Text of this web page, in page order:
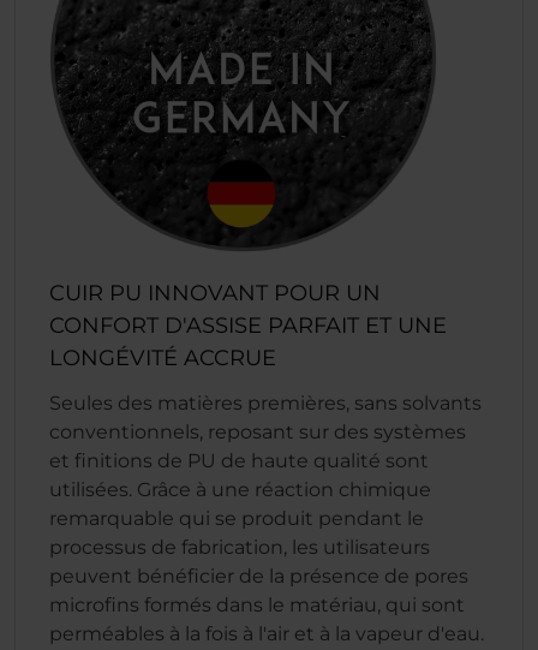
CUIR PU INNOVANT POUR UN
CONFORT D'ASSISE PARFAIT ET UNE
LONGÉVITÉ ACCRUE
Seules des matières premières, sans solvants
conventionnels, reposant sur des systèmes
et finitions de PU de haute qualité sont
utilisées. Grâce à une réaction chimique
remarquable qui se produit pendant le
processus de fabrication, les utilisateurs
peuvent bénéficier de la présence de pores
microfins formés dans le matériau, qui sont
perméables à la fois à l'air et à la vapeur d'eau.